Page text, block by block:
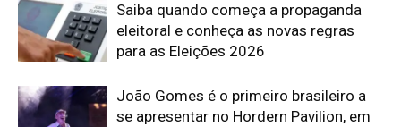
Saiba quando começa a propaganda
eleitoral e conheça as novas regras
para as Eleições 2026
João Gomes é o primeiro brasileiro a
se apresentar no Hordern Pavilion, em